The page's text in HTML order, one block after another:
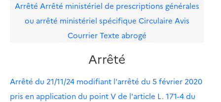
Arrêté Arrêté ministériel de prescriptions générales
ou arrêté ministériel spécifique Circulaire Avis
Courrier Texte abrogé
Arrêté
Arrêté du 21/11/24 modifiant l'arrêté du 5 février 2020
pris en application du point V de l'article L. 171-4 du